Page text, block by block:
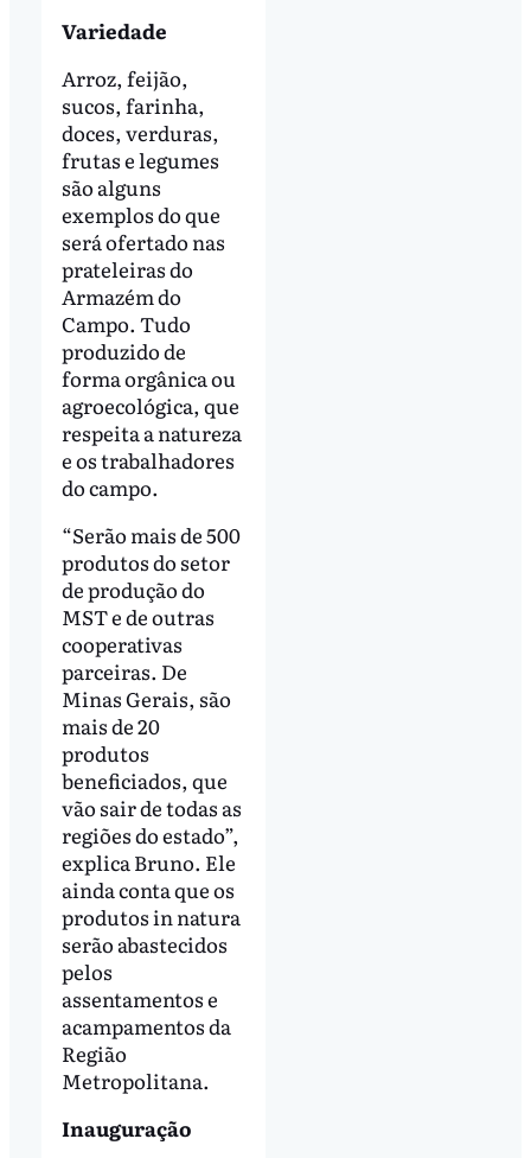
Variedade
Arroz, feijão,
sucos, farinha,
doces, verduras,
frutas e legumes
são alguns
exemplos do que
será ofertado nas
prateleiras do
Armazém do
Campo. Tudo
produzido de
forma orgânica ou
agroecológica, que
respeita a natureza
e os trabalhadores
do campo.
“Serão mais de 500
produtos do setor
de produção do
MST e de outras
cooperativas
parceiras. De
Minas Gerais, são
mais de 20
produtos
beneficiados, que
vão sair de todas as
regiões do estado”,
explica Bruno. Ele
ainda conta que os
produtos in natura
serão abastecidos
pelos
assentamentos e
acampamentos da
Região
Metropolitana.
Inauguração